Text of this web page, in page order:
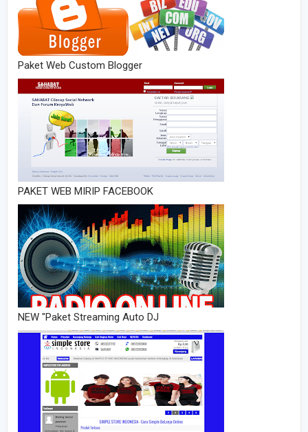
Paket Web Custom Blogger
PAKET WEB MIRIP FACEBOOK
NEW "Paket Streaming Auto DJ